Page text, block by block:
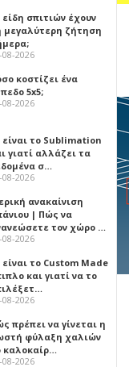
είδη σπιτιών έχουν
μεγαλύτερη ζήτηση
08-2026
κοστίζει ένα
5x5;
08-2026
είναι το Sublimation
γιατί αλλάζει τα
σ…
08-2026
ανακαίνιση
| Πώς να
τον χώρο …
08-2026
είναι το Custom Made
και γιατί να το
08-2026
πρέπει να γίνεται η
φύλαξη χαλιών
καλοκαίρ…
08-2026